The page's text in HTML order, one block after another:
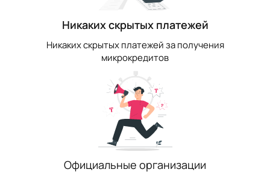
Никаких скрытых платежей
Никаких скрытых платежей за получения
микрокредитов
Официальные организации